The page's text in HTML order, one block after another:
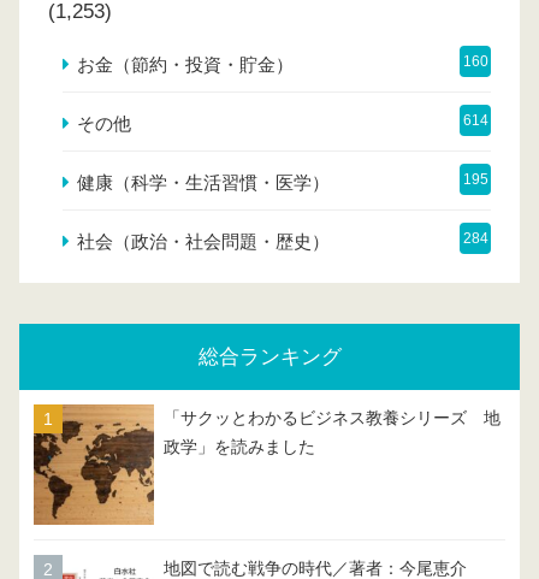
(1,253)
お金（節約・投資・貯金） 160
その他 614
健康（科学・生活習慣・医学） 195
社会（政治・社会問題・歴史） 284
総合ランキング
「サクッとわかるビジネス教養シリーズ 地
政学」を読みました
地図で読む戦争の時代／著者：今尾恵介